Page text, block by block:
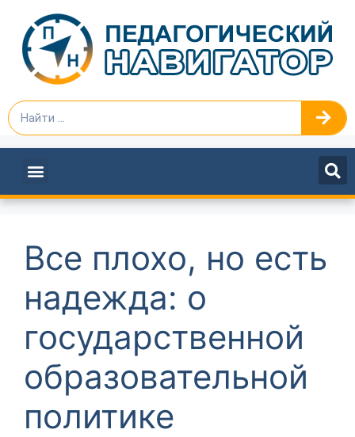
Все плохо, но есть
надежда: о
государственной
образовательной
политике